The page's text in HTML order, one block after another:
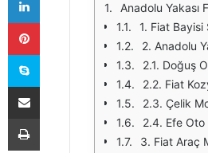
Anadolu Yakası
1. Fiat
2. Anadolu
2.1. Doğuş
2.2. Fiat
2.3. Çelik
2.4. Efe Oto
3. Fiat Araç
Pinterest
Skype
E-Posta ile paylaş